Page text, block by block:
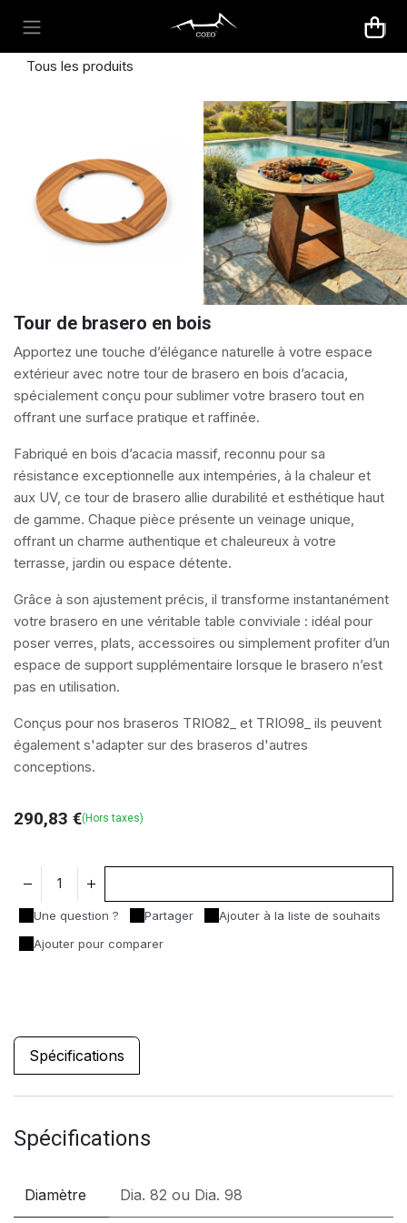
Tous les produits
Tour de brasero en bois
Apportez une touche d’élégance naturelle à votre espace
extérieur avec notre tour de brasero en bois d’acacia
spécialement conçu pour sublimer votre brasero tout en
offrant une surface pratique et raffinée.
Fabriqué en bois d’acacia massif, reconnu pour sa
résistance exceptionnelle aux intempéries, à la chaleur et
aux UV, ce tour de brasero allie durabilité et esthétique haut
de gamme. Chaque pièce présente un veinage unique,
offrant un charme authentique et chaleureux à votre
terrasse, jardin ou espace détente.
Grâce à son ajustement précis , il transforme instantanément
votre brasero en une véritable table conviviale : idéal pour
poser verres, plats, accessoires ou simplement profiter d’un
espace de support supplémentaire lorsque le brasero n’est
pas en utilisation.
Conçus pour nos braseros TRIO82_ et TRIO98_ ils peuvent
également s'adapter sur des braseros d'autres
conceptions.
290,83 €(Hors taxes)
Ajouter pour comparer
Une question ? Partager Ajouter à la liste de souhaits
Spécifications
Spécifications
Diamètre Dia. 82 ou Dia. 98